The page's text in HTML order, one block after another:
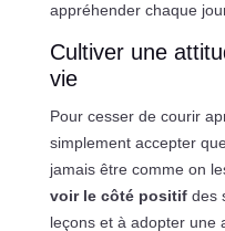
appréhender chaque
Cultiver une
vie
Pour cesser de courir
simplement accepter
jamais être comme on
voir le côté positifdes
leçons et à adopter une